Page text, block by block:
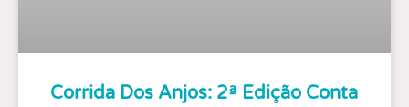
Corrida Dos Anjos: 2ª Edição Conta